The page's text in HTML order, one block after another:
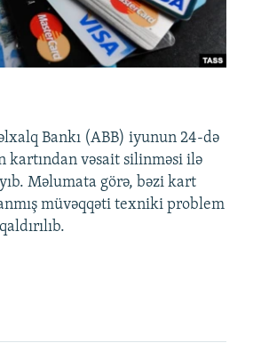
Bankı (ABB) iyunun 24-də
kartından vəsait silinməsi ilə
Məlumata görə, bəzi kart
müvəqqəti texniki problem